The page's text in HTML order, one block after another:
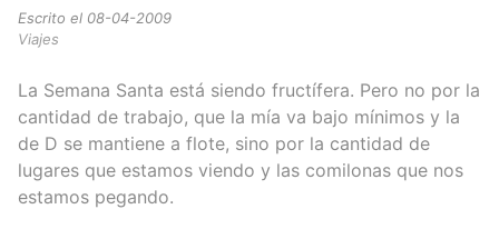
Escrito el 08-04-2009
Viajes
La Semana Santa está siendo fructífera. Pero no por la
cantidad de trabajo, que la mía va bajo mínimos y la
de D se mantiene a flote, sino por la cantidad de
lugares que estamos viendo y las comilonas que nos
estamos pegando.